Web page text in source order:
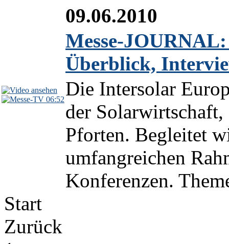
06:52
09.06.2010
Messe-
Überblick,
Die Intersolar
der
Pforten. Begleitet
umfangreichen
Konferenzen.
Start
Zurück